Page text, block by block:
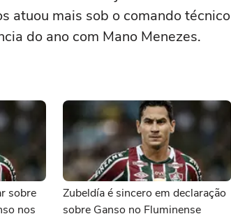
atuou mais sob o comando técnico
do ano com Mano Menezes.
sobre
nos
Zubeldía é sincero em declaração
sobre Ganso no Fluminense